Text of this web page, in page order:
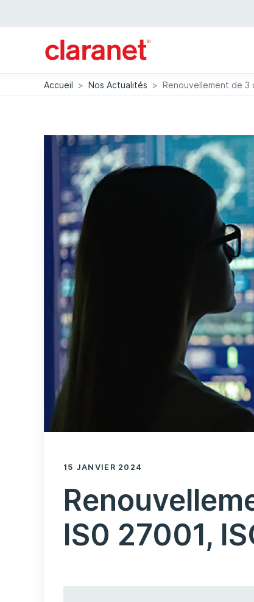
Accueil > Nos Actualités > Renouvellement de 3
15 JANVIER 2024
IS0 27001,